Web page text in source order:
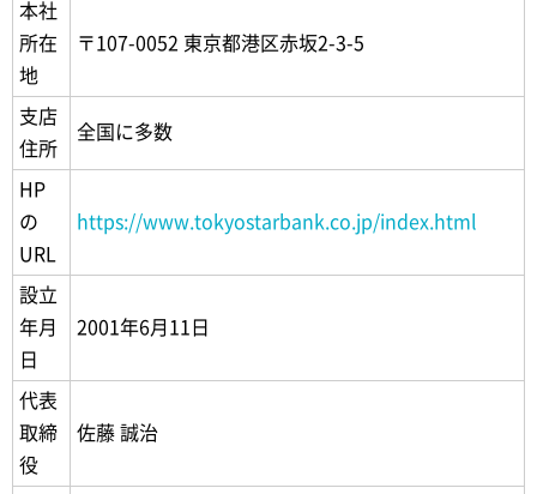
本社
所在
地
〒107-0052 東京都港区赤坂2-3-5
支店
住所
全国に多数
HP
の
URL
https://www.tokyostarbank.co.jp/index.html
設立
年月
日
2001年6月11日
代表
取締
役
佐藤 誠治